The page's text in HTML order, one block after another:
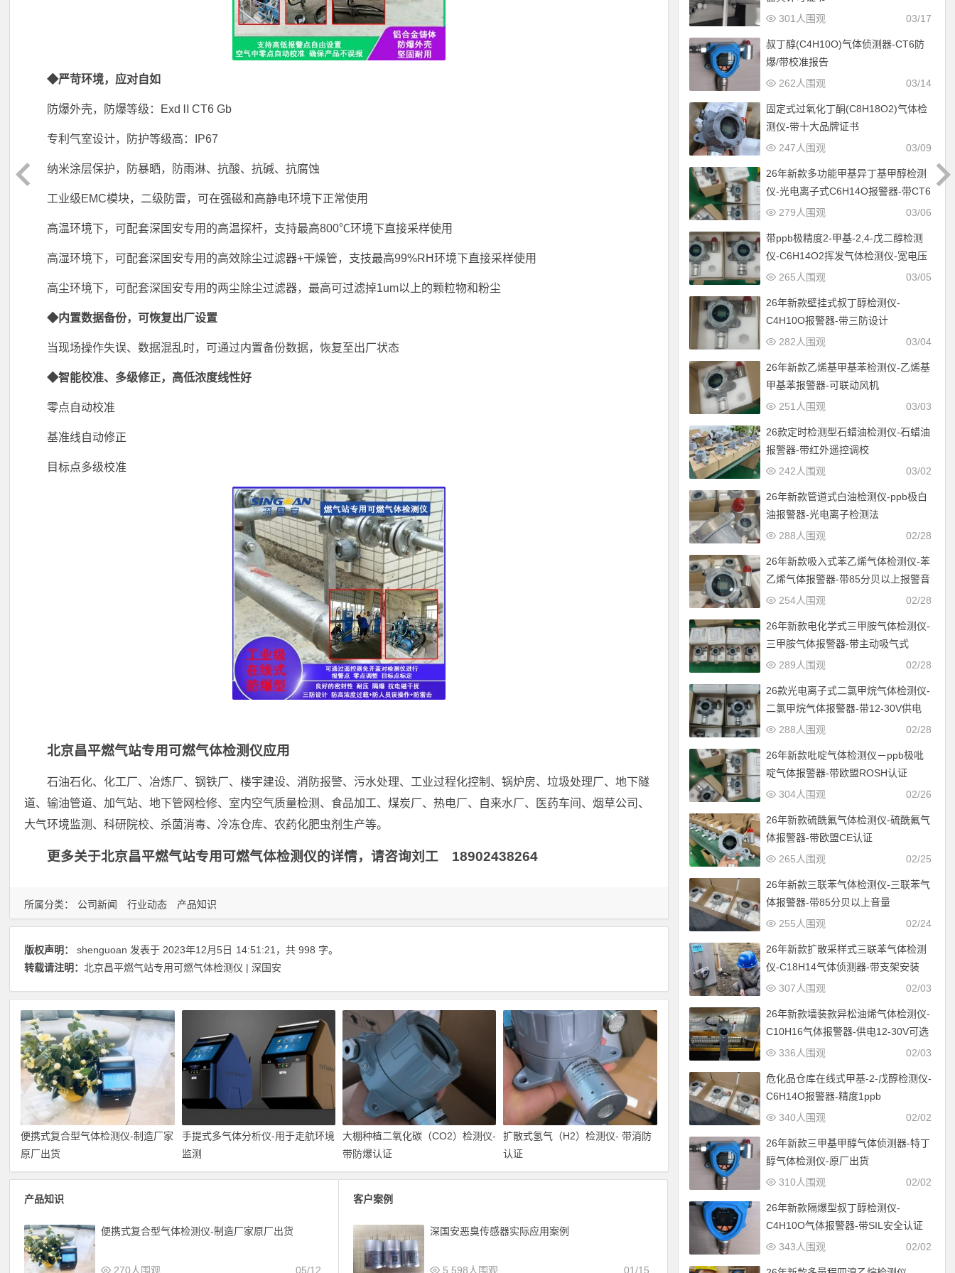
◆严苛环境，应对自如
防爆外壳，防爆等级：ExdⅡCT6 Gb
专利气室设计，防护等级高：IP67
纳米涂层保护，防暴晒，防雨淋、抗酸、抗碱、抗腐蚀
工业级EMC模块，二级防雷，可在强磁和高静电环境下正常使用
高温环境下，可配套深国安专用的高温探杆，支持最高800℃环境下直接采样使用
高湿环境下，可配套深国安专用的高效除尘过滤器+干燥管，支技最高99%RH环境下直接采样使用
高尘环境下，可配套深国安专用的两尘除尘过滤器，最高可过滤掉1um以上的颗粒物和粉尘
◆内置数据备份，可恢复出厂设置
当现场操作失误、数据混乱时，可通过内置备份数据，恢复至出厂状态
◆智能校准、多级修正，高低浓度线性好
零点自动校准
基准线自动修正
目标点多级校准
北京昌平燃气站专用可燃气体检测仪应用
石油石化、化工厂、冶炼厂、钢铁厂、楼宇建设、消防报警、污水处理、工业过程化控制、锅炉房、垃圾处理厂、地下隧
道、输油管道、加气站、地下管网检修、室内空气质量检测、食品加工、煤炭厂、热电厂、自来水厂、医药车间、烟草公司、
大气环境监测、科研院校、杀菌消毒、冷冻仓库、农药化肥虫剂生产等。
更多关于北京昌平燃气站专用可燃气体检测仪的详情，请咨询刘工 18902438264
所属分类： 公司新闻 行业动态 产品知识
版权声明： shenguoan 发表于 2023年12月5日 14:51:21 ，共 998 字。
转载请注明： 北京昌平燃气站专用可燃气体检测仪 | 深国安
便携式复合型气体检测仪-制造厂家
原厂出货
手提式多气体分析仪-用于走航环境
监测
大棚种植二氧化碳（CO2）检测仪-
带防爆认证
扩散式氢气（H2）检测仪- 带消防
认证
产品知识
便携式复合型气体检测仪-制造厂家原厂出货
05/12
270人围观
客户案例
深国安恶臭传感器实际应用案例
01/15
5,598人围观
03/17
301人围观
叔丁醇(C4H10O)气体侦测器-CT6防
爆/带校准报告
03/14
262人围观
固定式过氧化丁酮(C8H18O2)气体检
测仪-带十大品牌证书
03/09
247人围观
26年新款多功能甲基异丁基甲醇检测
仪-光电离子式C6H14O报警器-带CT6
防爆设计
03/06
279人围观
带ppb极精度2-甲基-2,4-戊二醇检测
仪-C6H14O2挥发气体检测仪-宽电压
12-30V供电
03/05
265人围观
26年新款壁挂式叔丁醇检测仪-
C4H10O报警器-带三防设计
03/04
282人围观
26年新款乙烯基甲基苯检测仪-乙烯基
甲基苯报警器-可联动风机
03/03
251人围观
26款定时检测型石蜡油检测仪-石蜡油
报警器-带红外遥控调校
03/02
242人围观
26年新款管道式白油检测仪-ppb极白
油报警器-光电离子检测法
02/28
288人围观
26年新款吸入式苯乙烯气体检测仪-苯
乙烯气体报警器-带85分贝以上报警音
02/28
254人围观
26年新款电化学式三甲胺气体检测仪-
三甲胺气体报警器-带主动吸气式
02/28
289人围观
26款光电离子式二氯甲烷气体检测仪-
二氯甲烷气体报警器-带12-30V供电
02/28
288人围观
26年新款吡啶气体检测仪－ppb极吡
啶气体报警器-带欧盟ROSH认证
02/26
304人围观
26年新款硫酰氟气体检测仪-硫酰氟气
体报警器-带欧盟CE认证
02/25
265人围观
26年新款三联苯气体检测仪-三联苯气
体报警器-带85分贝以上音量
02/24
255人围观
26年新款扩散采样式三联苯气体检测
仪-C18H14气体侦测器-带支架安装
02/03
307人围观
26年新款墙装款异松油烯气体检测仪-
C10H16气体报警器-供电12-30V可选
02/03
336人围观
危化品仓库在线式甲基-2-戊醇检测仪-
C6H14O报警器-精度1ppb
02/02
340人围观
26年新款三甲基甲醇气体侦测器-特丁
醇气体检测仪-原厂出货
02/02
310人围观
26年新款隔爆型叔丁醇检测仪-
C4H10O气体报警器-带SIL安全认证
02/02
343人围观